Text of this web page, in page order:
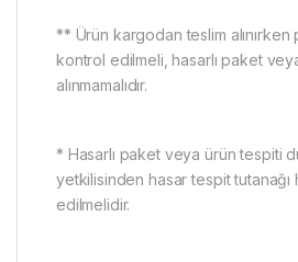
** Ürün kargodan teslim alınırken
kontrol edilmeli, hasarlı paket
alınmamalıdır.
* Hasarlı paket veya ürün tespiti
yetkilisinden hasar tespit tutanağı
edilmelidir.